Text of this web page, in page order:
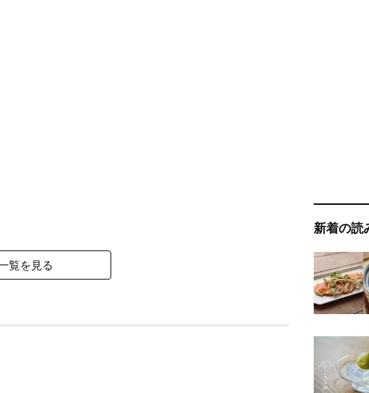
覧を見る
新着の読